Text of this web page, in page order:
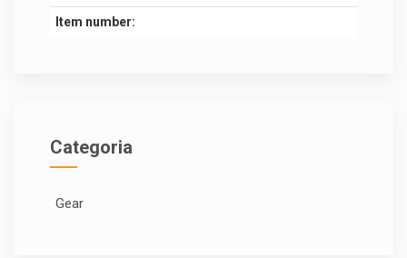
Item number:
Categoria
Gear